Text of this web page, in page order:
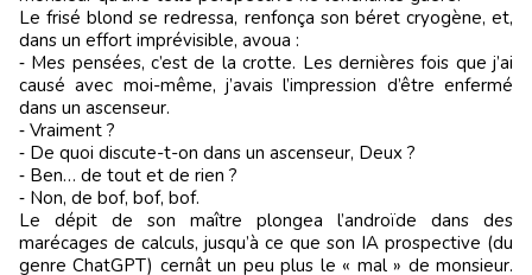
Le frisé blond se redressa, renfonça son béret cryogène, et,
dans un effort imprévisible, avoua :
‑ Mes pensées, c’est de la crotte. Les dernières fois que j’ai
causé avec moi-même, j’avais l’impression d’être enfermé
dans un ascenseur.
‑ Vraiment ?
‑ De quoi discute-t-on dans un ascenseur, Deux ?
‑ Ben… de tout et de rien ?
‑ Non, de bof, bof, bof.
Le dépit de son maître plongea l’androïde dans des
marécages de calculs, jusqu’à ce que son IA prospective (du
genre ChatGPT) cernât un peu plus le « mal » de monsieur.